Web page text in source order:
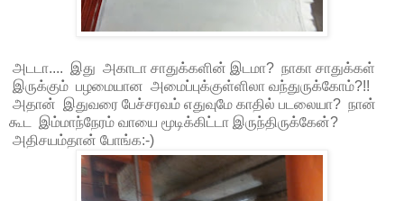
அடடா.... இது அகாடா சாதுக்களின் இடமா? நாகா சாதுக்கள்
இருக்கும் பழமையான அமைப்புக்குள்ளிலா வந்துருக்கோம்?!!
அதான் இதுவரை பேச்சரவம் எதுவுமே காதில் படலையா? நான்
கூட இம்மாந்நேரம் வாயை மூடிக்கிட்டா இருந்திருக்கேன்?
அதிசயம்தான் போங்க:-)